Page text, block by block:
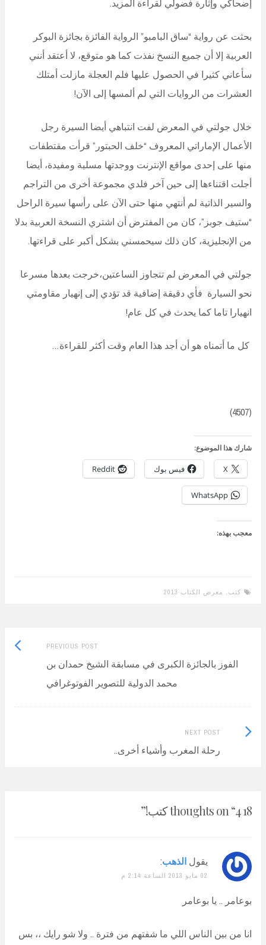
إضحاكي وإثارة فضولي لقراءة المزيد.
بحثت عن رواية “ساق البامبو” الرواية الفائزة بجائزة البوكر
العربية إلا أن جميع النسخ نفذت كما هو متوقع، لا أعتقد أنني
سأعاني كثيرا في الحصول عليها فلم العجلة مازلت أمتلك
العشرات من الروايات التي لم ألمسها إلى الآن!
خلال جولتي في المعرض لفت انتباهي أيضا السيرة رجل
الأعمال الإماراتي المعروف “خلف الحبتور” قرأت مقتطفات
منها على إحدى مواقع الإنترنت ووجدتها مسلية ومفيدة، أيضا
أجلت اقتناءها إلى حين آخر فلدي مجموعة أخرى من التراجم
والسير الذاتية لم أنتهي منها حتى الآن على رأسها سيرة الراحل
“ستيف جوبز”، كان من المفترض أن اشتري النسخة العربية بدلا
من الإنجليزية، كان ذلك سيحمسني بشكل أكبر على قراءتها.
جولتي في المعرض لم تتجاوز الساعتين،خرجت بعدها مسرعا
نحو السيارة فأي دقيقة إضافية قد تؤدي إلى إنهيار مقاومتي
انهيارا تاما كما يحدث في كل عام!
كل ما أتمناه هو أن أجد هذا العام وقت أكثر للقراءة…
(4507)
شارك هذا الموضوع:
X فيس بوك Reddit
WhatsApp
معجب بهذه:
كتب معرض الكتاب 2013
navigation
PREVIOUS POST
Previous
الفوز بالجائزة الكبرى في مسابقة الشيخ حمدان بن
محمد الدولية للتصوير الفوتوغرافي
NEXT POST
رحلة المغرب وأشياء أخرى..
Next
Post:
18 thoughts on “4 كتب! ”
يقول الذهب:
02 مايو 2013 الساعة 2:14 م
بوعامر .. يا بوعامر
انا من بين الناس اللي ما شفتهم من فترة .. ولا شو رايك ،، بس